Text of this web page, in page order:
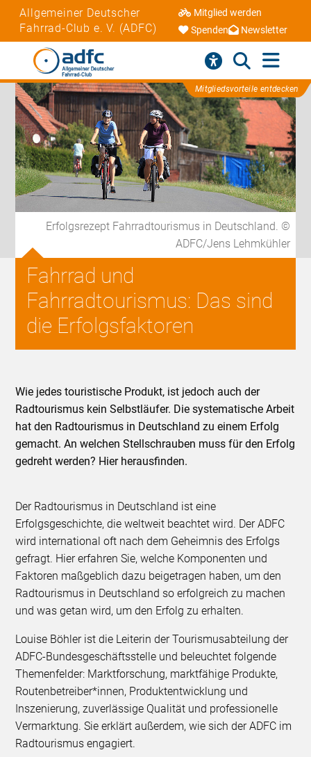
Allgemeiner Deutscher
Fahrrad-Club e. V. (ADFC)
Mitglied werden
Spenden
Newsletter
Mitgliedsvorteile entdecken
Erfolgsrezept Fahrradtourismus in Deutschland. ©
ADFC/Jens Lehmkühler
Fahrrad und
Fahrradtourismus: Das sind
die Erfolgsfaktoren
Wie jedes touristische Produkt, ist jedoch auch der
Radtourismus kein Selbstläufer. Die systematische Arbeit
hat den Radtourismus in Deutschland zu einem Erfolg
gemacht. An welchen Stellschrauben muss für den Erfolg
gedreht werden? Hier herausfinden.
Der Radtourismus in Deutschland ist eine
Erfolgsgeschichte, die weltweit beachtet wird. Der ADFC
wird international oft nach dem Geheimnis des Erfolgs
gefragt. Hier erfahren Sie, welche Komponenten und
Faktoren maßgeblich dazu beigetragen haben, um den
Radtourismus in Deutschland so erfolgreich zu machen
und was getan wird, um den Erfolg zu erhalten.
Louise Böhler ist die Leiterin der Tourismusabteilung der
ADFC-Bundesgeschäftsstelle und beleuchtet folgende
Themenfelder: Marktforschung, marktfähige Produkte,
Routenbetreiber*innen, Produktentwicklung und
Inszenierung, zuverlässige Qualität und professionelle
Vermarktung. Sie erklärt außerdem, wie sich der ADFC im
Radtourismus engagiert.